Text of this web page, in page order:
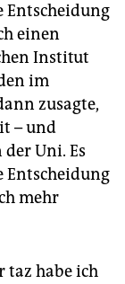
Entscheidung
einen
Institut
im
zusagte,
– und
Uni. Es
Entscheidung
mehr
taz habe ich